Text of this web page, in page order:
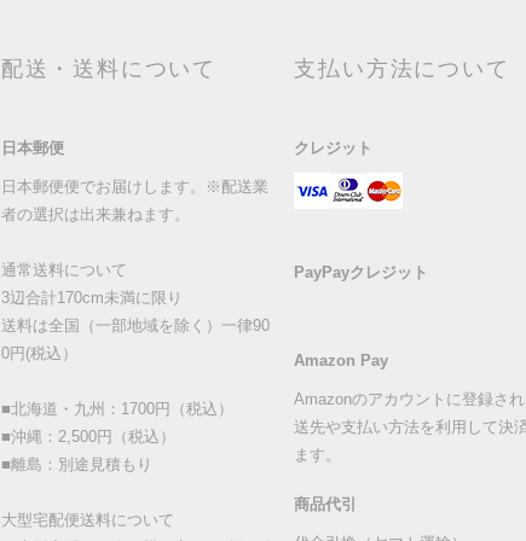
配送・送料について
日本郵便
日本郵便便でお届けします。※配送業
者の選択は出来兼ねます。
通常送料について
3辺合計170cm未満に限り
送料は全国（一部地域を除く）一律90
0円(税込）
■北海道・九州：1700円（税込）
■沖縄：2,500円（税込）
■離島：別途見積もり
大型宅配便送料について
支払い方法について
クレジット
PayPayクレジット
Amazon Pay
Amazonのアカウントに登録さ
送先や支払い方法を利用して決
ます。
商品代引